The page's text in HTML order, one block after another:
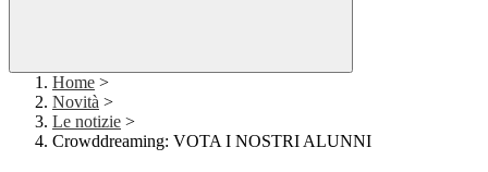
Home >
Novità >
Le notizie >
Crowddreaming: VOTA I NOSTRI ALUNNI